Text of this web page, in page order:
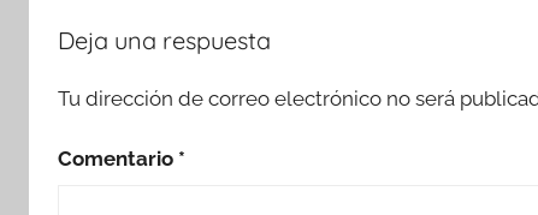
Deja una respuesta
Tu dirección de correo electrónico no será
Comentario *